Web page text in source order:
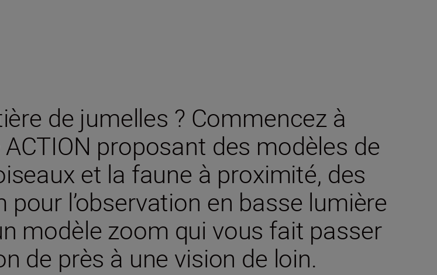
de jumelles ? Commencez à
proposant des modèles de
et la faune à proximité, des
l’observation en basse lumière
modèle zoom qui vous fait passer
de près à une vision de loin.